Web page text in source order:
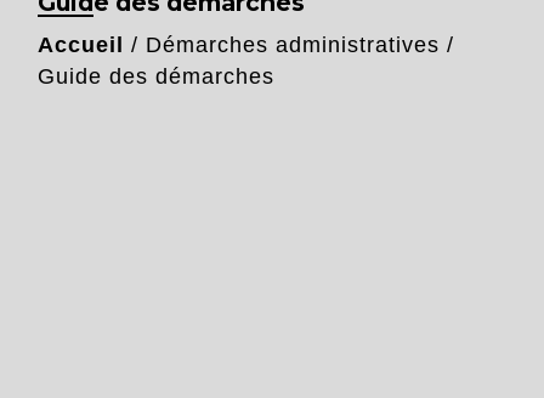
Accueil / Démarches administratives /
Guide des démarches